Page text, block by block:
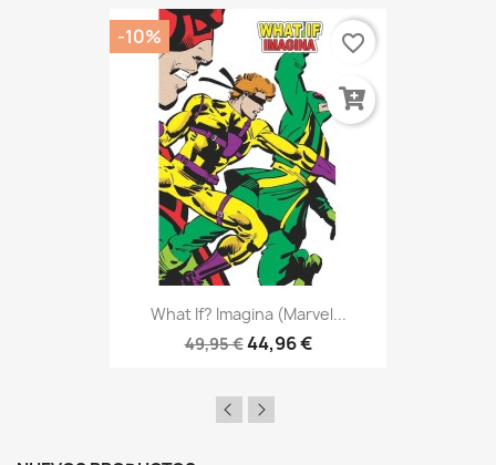
What If? Imagina (Marvel...
49,95 €44,96 €
-10% favorite_border